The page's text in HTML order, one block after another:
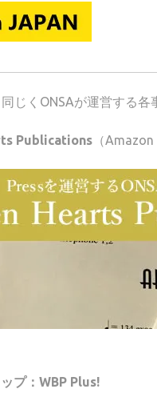
じくONSAが運営する各
Publications （
プ：WBP Plus!